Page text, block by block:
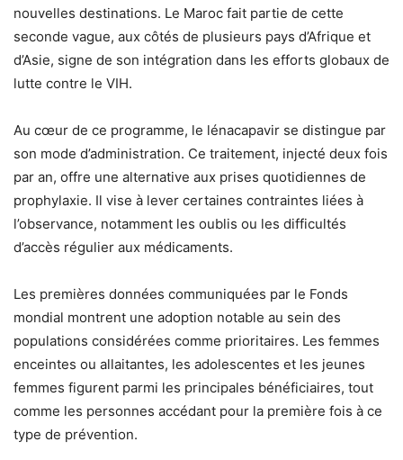
nouvelles destinations. Le Maroc fait partie de cette
seconde vague, aux côtés de plusieurs pays d’Afrique et
d’Asie, signe de son intégration dans les efforts globaux de
lutte contre le VIH.
Au cœur de ce programme, le lénacapavir se distingue par
son mode d’administration. Ce traitement, injecté deux fois
par an, offre une alternative aux prises quotidiennes de
prophylaxie. Il vise à lever certaines contraintes liées à
l’observance, notamment les oublis ou les difficultés
d’accès régulier aux médicaments.
Les premières données communiquées par le Fonds
mondial montrent une adoption notable au sein des
populations considérées comme prioritaires. Les femmes
enceintes ou allaitantes, les adolescentes et les jeunes
femmes figurent parmi les principales bénéficiaires, tout
comme les personnes accédant pour la première fois à ce
type de prévention.